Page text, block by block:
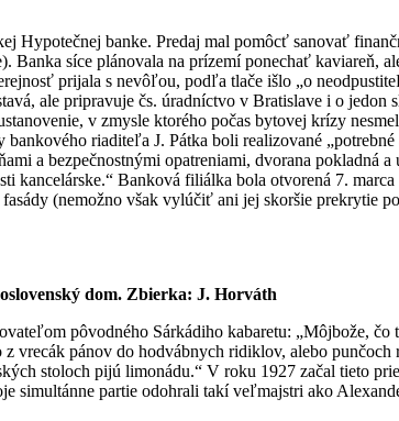
banke. Predaj mal pomôcť sanovať
síce plánovala na prízemí ponechať kaviareň,
prijala s nevôľou, podľa tlače išlo „o
ale pripravuje čs. úradníctvo v Bratislave i o
v zmysle ktorého počas bytovej krízy
riaditeľa J. Pátka boli realizované
a bezpečnostnými opatreniami, dvorana pokladná
kancelárske.“ Banková filiálka bola otvorená 7.
(nemožno však vylúčiť ani jej skoršie prekrytie
dom. Zbierka: J. Horváth
pôvodného Sárkádiho kabaretu: „Môjbože,
pánov do hodvábnych ridiklov, alebo
stoloch pijú limonádu.“ V roku 1927 začal tieto
simultánne partie odohrali takí veľmajstri ako